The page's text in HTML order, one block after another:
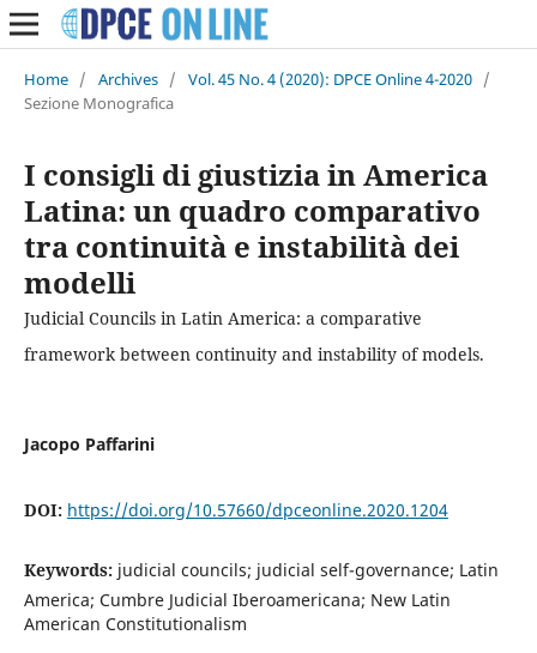
Home / Archives / Vol. 45 No. 4 (2020): DPCE Online 4-2020 /
Sezione Monografica
I consigli di giustizia in America
Latina: un quadro comparativo
tra continuità e instabilità dei
modelli
Judicial Councils in Latin America: a comparative
framework between continuity and instability of models.
Jacopo Paffarini
DOI: https://doi.org/10.57660/dpceonline.2020.1204
Keywords: judicial councils; judicial self-governance; Latin
America; Cumbre Judicial Iberoamericana; New Latin
American Constitutionalism